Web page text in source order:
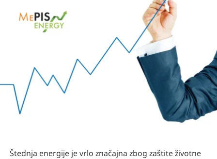
Štednja energije je vrlo značajna zbog zaštite životne